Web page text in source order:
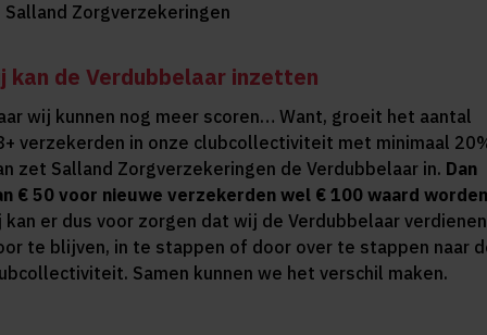
Salland Zorgverzekeringen
kan de Verdubbelaar inzetten
wij kunnen nog meer scoren… Want, groeit het aantal
verzekerden in onze clubcollectiviteit met minimaal
zet Salland Zorgverzekeringen de Verdubbelaar in. Dan
€ 50 voor nieuwe verzekerden wel € 100 waard
kan er dus voor zorgen dat wij de Verdubbelaar
te blijven, in te stappen of door over te stappen naar
Samen kunnen we het verschil maken.